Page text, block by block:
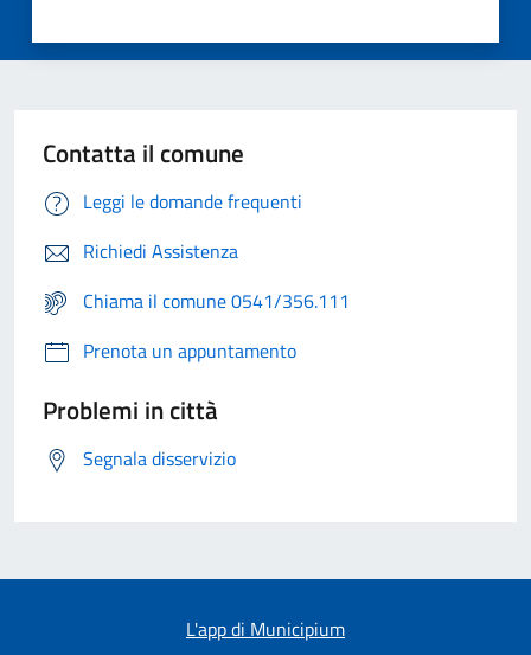
Contatta il comune
Leggi le domande frequenti
Richiedi Assistenza
Chiama il comune 0541/356.111
Prenota un appuntamento
Problemi in città
Segnala disservizio
L'app di Municipium